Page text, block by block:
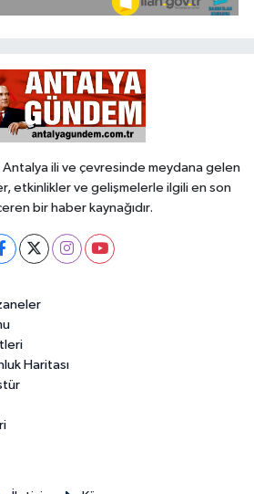
ili ve çevresinde meydana gelen
etkinlikler ve gelişmelerle ilgili en son
bir haber kaynağıdır.
Haritası